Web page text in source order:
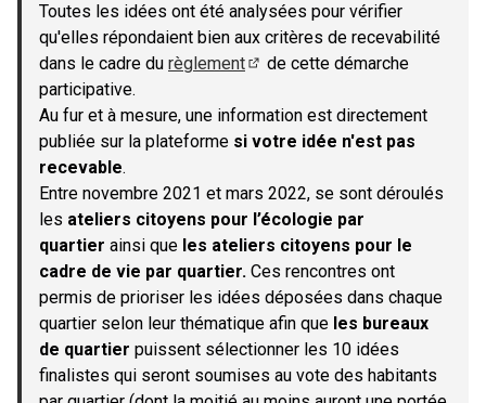
Toutes les idées ont été analysées pour vérifier
qu'elles répondaient bien aux critères de recevabilité
dans le cadre du règlement
de cette démarche
participative.
Au fur et à mesure, une information est directement
publiée sur la plateforme si votre idée n'est pas
recevable.
Entre novembre 2021 et mars 2022, se sont déroulés
les ateliers citoyens pour l’écologie par
quartier ainsi que les ateliers citoyens pour le
cadre de vie par quartier. Ces rencontres ont
permis de prioriser les idées déposées dans chaque
quartier selon leur thématique afin que les bureaux
de quartier puissent sélectionner les 10 idées
finalistes qui seront soumises au vote des habitants